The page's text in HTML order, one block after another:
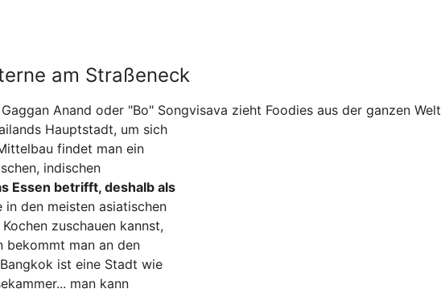
am Straßeneck
Anand oder "Bo" Songvisava zieht Foodies aus der ganzen Welt
Hauptstadt, um sich
findet man ein
indischen
Essen betrifft, deshalb als
in den meisten asiatischen
zuschauen kannst,
bekommt man an den
ist eine Stadt wie
man kann